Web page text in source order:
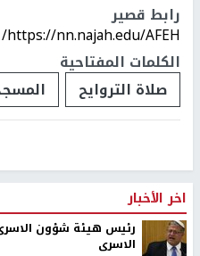
رابط قصير
https://nn.najah.edu/AFEH/
الكلمات المفتاحية
صلاة التروايح
اخر الأخبار
رئيس هيئة شؤون
الاسرى